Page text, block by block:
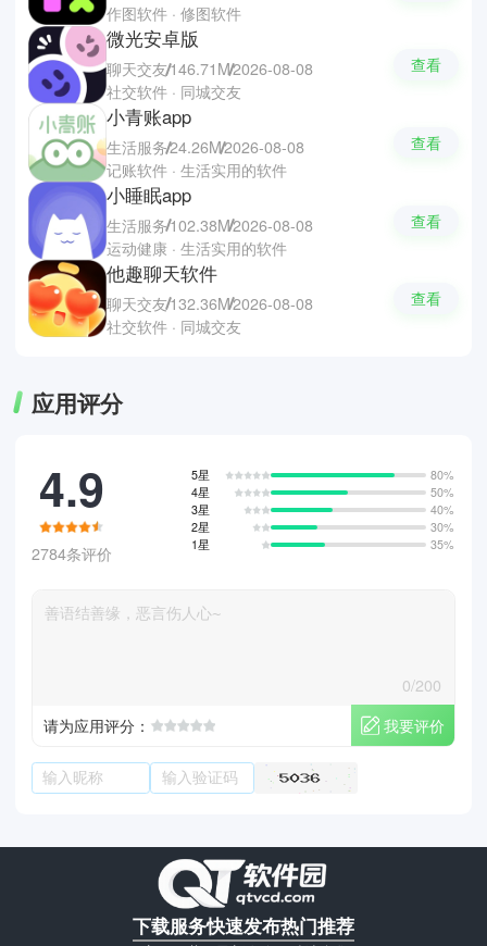
作图软件 · 修图软件
微光安卓版
聊天交友146.71M2026-08-08
社交软件 · 同城交友
查看
小青账app
生活服务24.26M2026-08-08
记账软件 · 生活实用的软件
查看
小睡眠app
生活服务102.38M2026-08-08
运动健康 · 生活实用的软件
查看
他趣聊天软件
聊天交友132.36M2026-08-08
社交软件 · 同城交友
查看
应用评分
4.9
2784条评价
5星
80%
4星
50%
3星
40%
2星
30%
1星
35%
0/200
请为应用评分：
我要评价
下载服务快速发布热门推荐